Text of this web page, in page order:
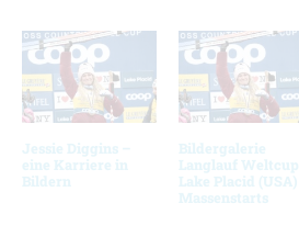
Jessie Diggins –
eine Karriere in
Bildern
Bildergalerie
Langlauf Weltcup
Lake Placid (USA)
Massenstarts